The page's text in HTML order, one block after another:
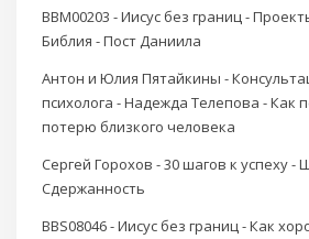
BBM00203 - Иисус без границ -
Библия - Пост Даниила
Антон и Юлия Пятайкины -
психолога - Надежда Телепова - Как
потерю близкого человека
Сергей Горохов - 30 шагов к успеху -
Сдержанность
BBS08046 - Иисус без границ - Как